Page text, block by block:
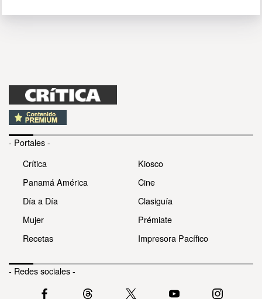
- Portales -
Crítica
Panamá América
Día a Día
Mujer
Recetas
Kiosco
Cine
Clasiguía
Prémiate
Impresora Pacífico
- Redes sociales -